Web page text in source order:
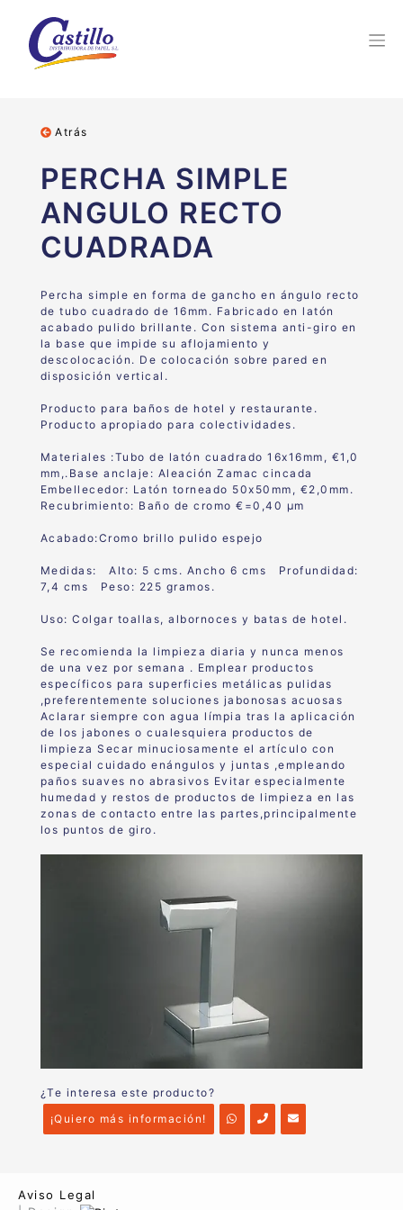
Atrás
PERCHA SIMPLE
ANGULO RECTO
CUADRADA
Percha simple en forma de gancho en ángulo recto
de tubo cuadrado de 16mm. Fabricado en latón
acabado pulido brillante. Con sistema anti-giro en
la base que impide su aflojamiento y
descolocación. De colocación sobre pared en
disposición vertical.
Producto para baños de hotel y restaurante.
Producto apropiado para colectividades.
Materiales :Tubo de latón cuadrado 16x16mm, €1,0
mm,.Base anclaje: Aleación Zamac cincada
Embellecedor: Latón torneado 50x50mm, €2,0mm.
Recubrimiento: Baño de cromo €=0,40 μm
Acabado:Cromo brillo pulido espejo
Medidas: Alto: 5 cms. Ancho 6 cms Profundidad:
7,4 cms Peso: 225 gramos.
Uso: Colgar toallas, albornoces y batas de hotel.
Se recomienda la limpieza diaria y nunca menos
de una vez por semana . Emplear productos
específicos para superficies metálicas pulidas
,preferentemente soluciones jabonosas acuosas
Aclarar siempre con agua límpia tras la aplicación
de los jabones o cualesquiera productos de
limpieza Secar minuciosamente el artículo con
especial cuidado enángulos y juntas ,empleando
paños suaves no abrasivos Evitar especialmente
humedad y restos de productos de limpieza en las
zonas de contacto entre las partes,principalmente
los puntos de giro.
¿Te interesa este producto?
¡Quiero más información!
Aviso Legal